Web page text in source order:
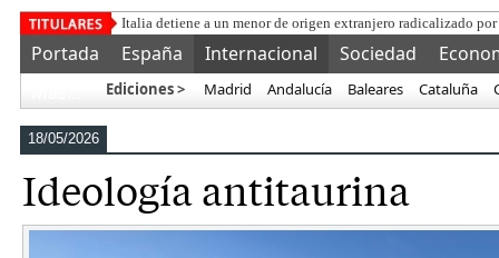
Una asociación milita
Portada España Internacional Sociedad
Ediciones > Madrid Andalucía Baleares Cataluña
18/05/2026
Ideología antitaurina